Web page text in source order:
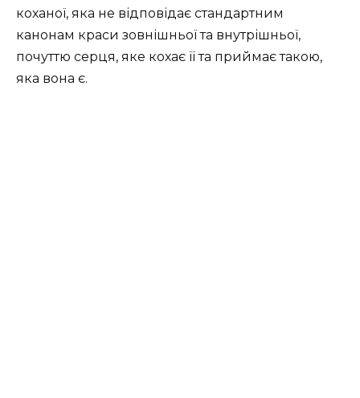
коханої, яка не відповідає стандартним
канонам краси зовнішньої та внутрішньої,
почуттю серця, яке кохає її та приймає такою,
яка вона є.